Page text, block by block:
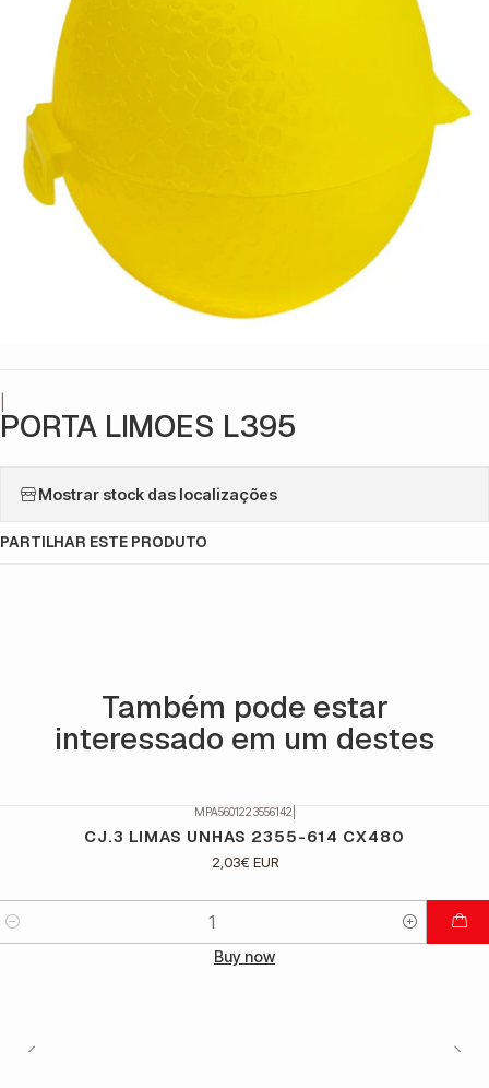
PORTA LIMOES L395
Mostrar stock das localizações
PARTILHAR ESTE PRODUTO
Também pode estar
interessado em um destes
MPA5601223556142
CJ.3 LIMAS UNHAS 2355-614 CX480
2,03€ EUR
Buy now